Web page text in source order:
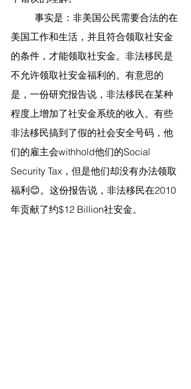
美国工作和生活，并且符合领取社安金
的条件，才能领取社安金。非法移民是
不允许领取社安金福利的。有意思的
是，一份研究报告说，非法移民在某种
程度上增加了社安金系统的收入。有些
非法移民搞到了假的社会安全号码，他
们的雇主会withhold他们的Social
Security Tax，但是他们却没有办法领取
福利😊。这份报告说，非法移民在2010
年贡献了约$12 Billion社安金。